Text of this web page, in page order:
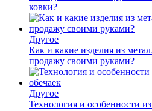
ковки?
Другое
Как и какие изделия из
продажу своими руками?
Другое
Технология и особенности